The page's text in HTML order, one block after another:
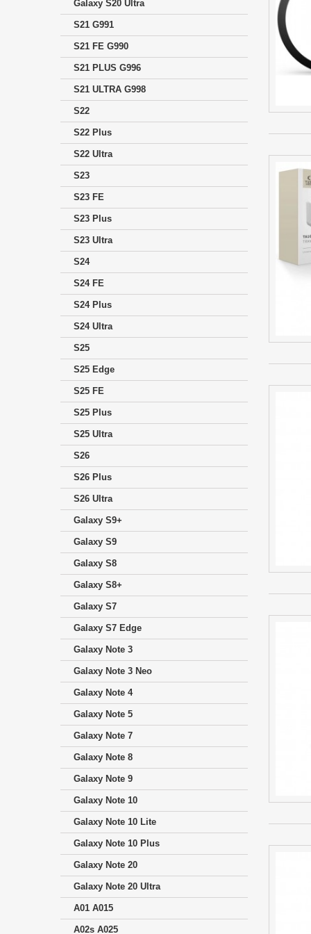
Galaxy S20 Ultra
S21 G991
S21 FE G990
S21 PLUS G996
S21 ULTRA G998
S22
S22 Plus
S22 Ultra
S23
S23 FE
S23 Plus
S23 Ultra
S24
S24 FE
S24 Plus
S24 Ultra
S25
S25 Edge
S25 FE
S25 Plus
S25 Ultra
S26
S26 Plus
S26 Ultra
Galaxy S9+
Galaxy S9
Galaxy S8
Galaxy S8+
Galaxy S7
Galaxy S7 Edge
Galaxy Note 3
Galaxy Note 3 Neo
Galaxy Note 4
Galaxy Note 5
Galaxy Note 7
Galaxy Note 8
Galaxy Note 9
Galaxy Note 10
Galaxy Note 10 Lite
Galaxy Note 10 Plus
Galaxy Note 20
Galaxy Note 20 Ultra
A01 A015
A02s A025